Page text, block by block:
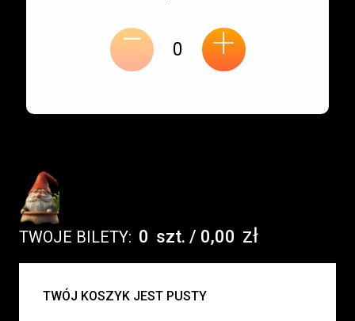
- +
TWOJE BILETY: 0 szt. / 0,00 zł
UWAGA:
TWÓJ KOSZYK JEST PUSTY